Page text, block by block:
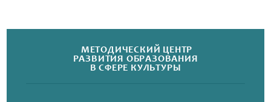
МЕТОДИЧЕСКИЙ ЦЕНТР
РАЗВИТИЯ ОБРАЗОВАНИЯ
В СФЕРЕ КУЛЬТУРЫ